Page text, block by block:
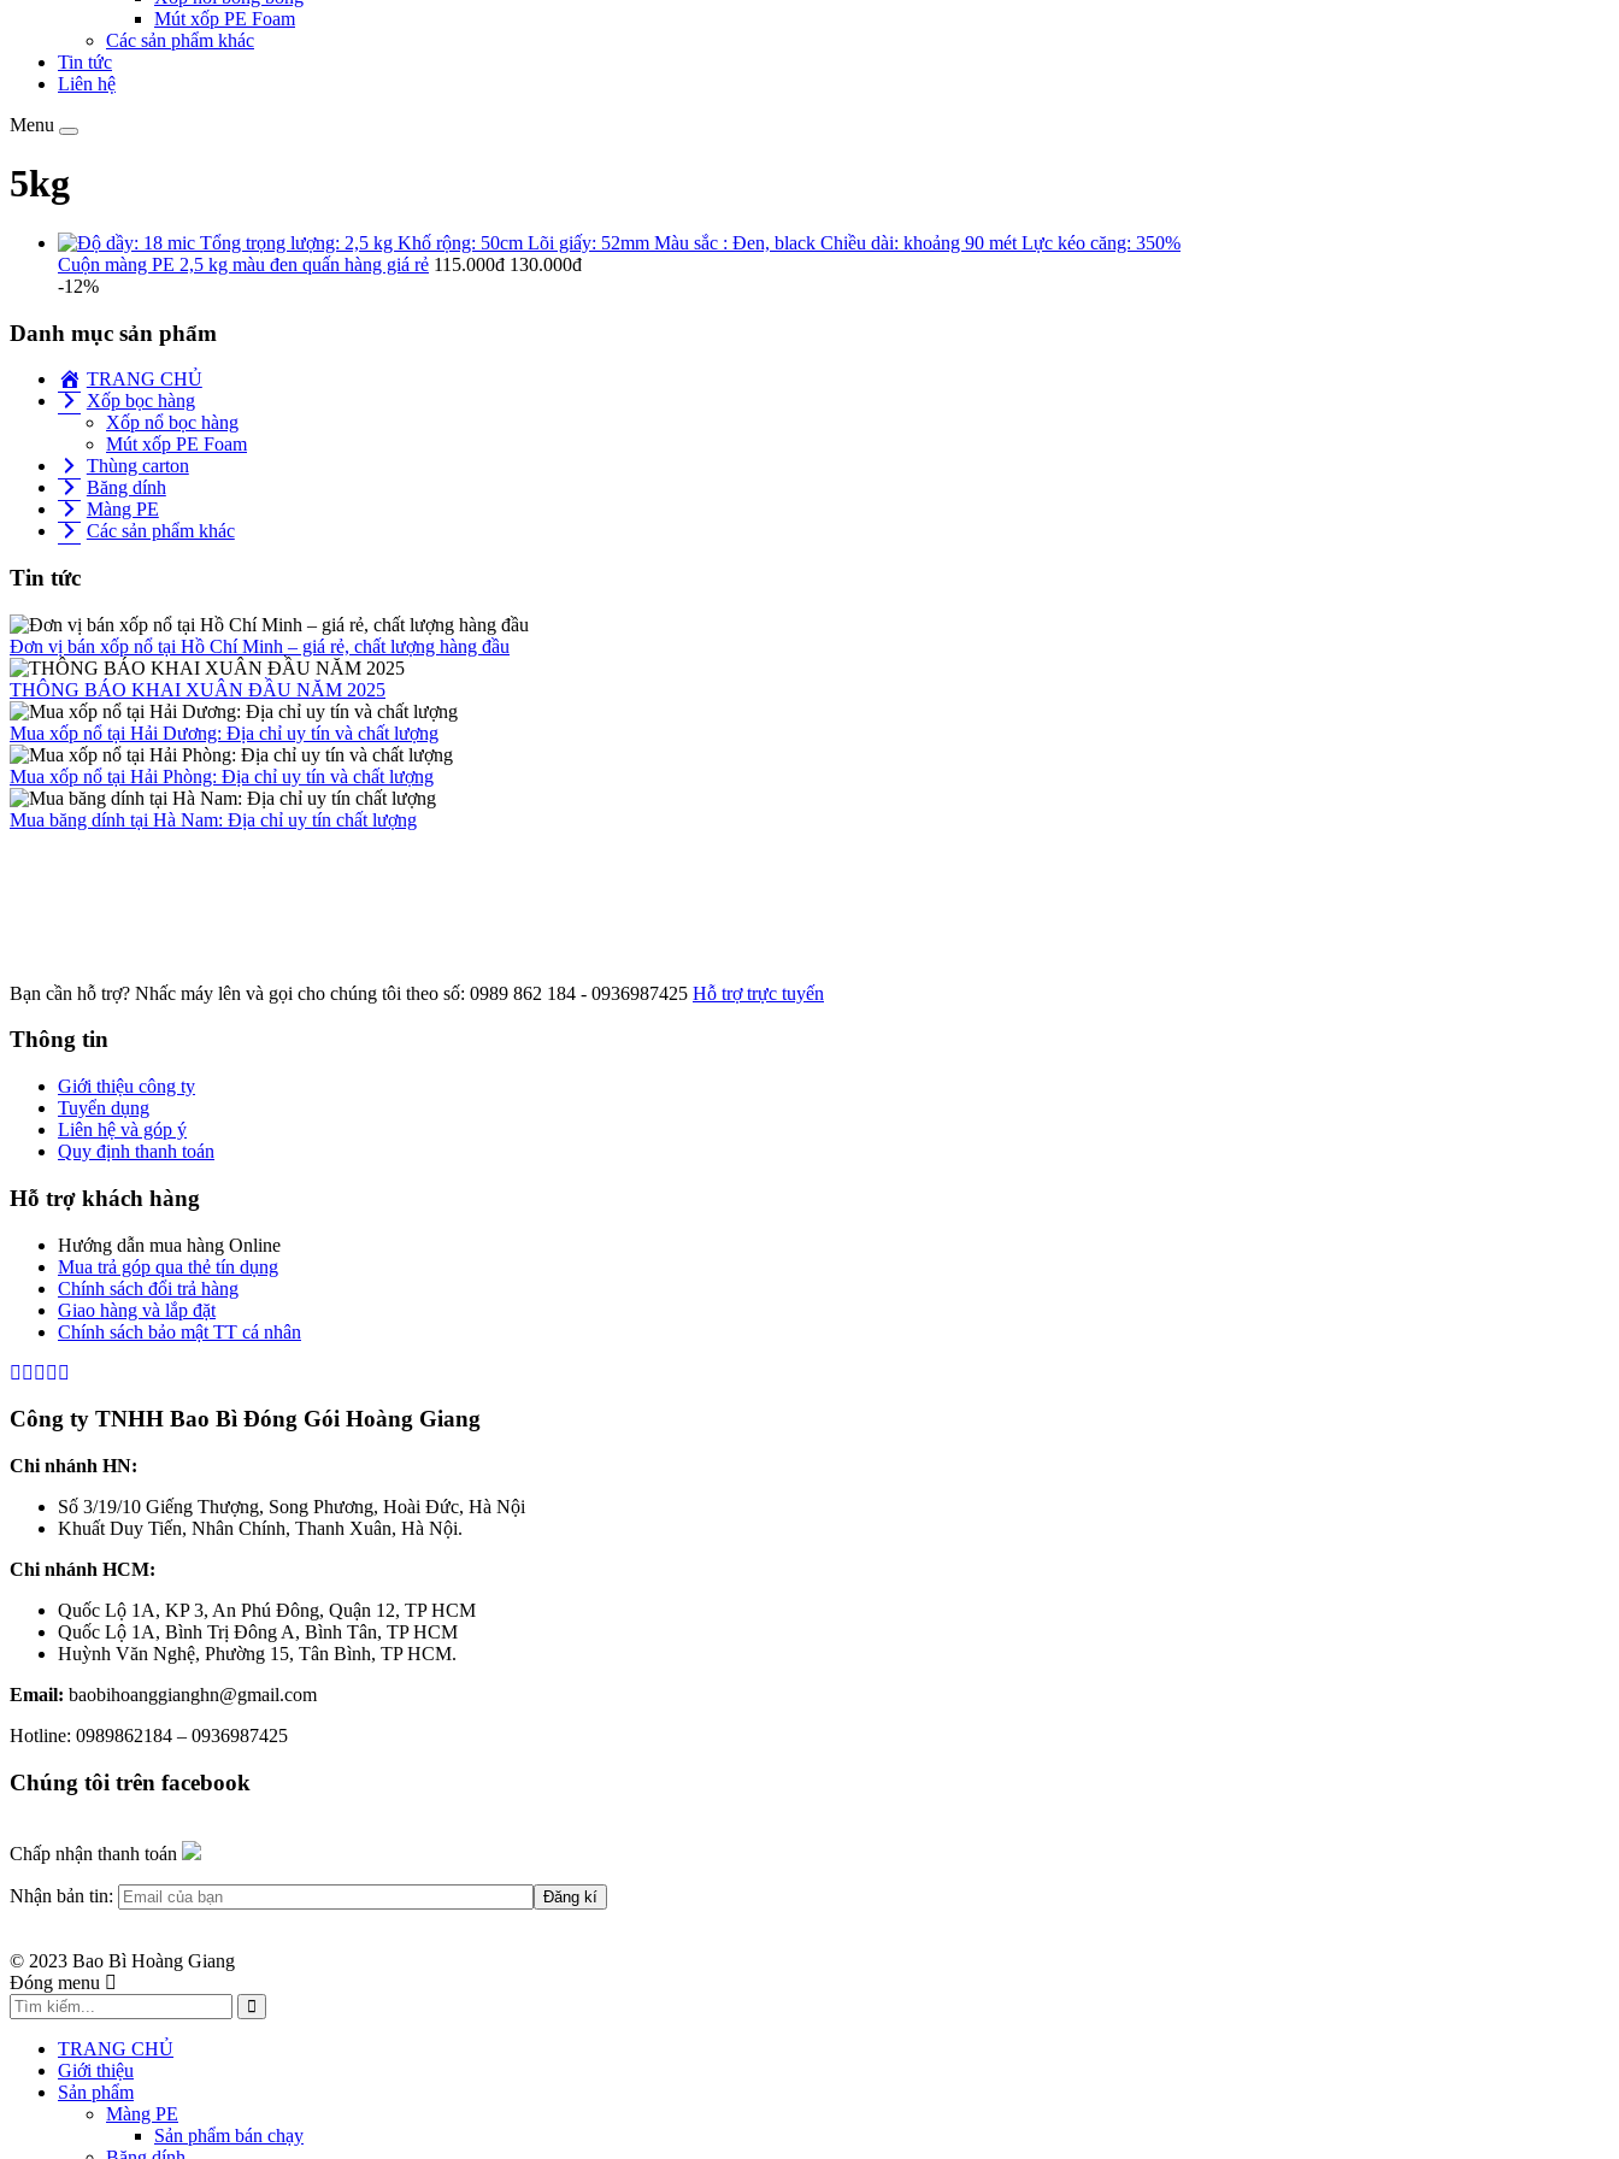
Mút xốp PE Foam
Các sản phẩm khác
Tin tức
Liên hệ
Menu
Toggle
5kg
Cuộn màng PE 2,5 kg màu đen quấn hàng giá rẻ 115.000đ 130.000đ
-12%
Danh mục sản phẩm
TRANG CHỦ
Xốp bọc hàng
Xốp nổ bọc hàng
Mút xốp PE Foam
Thùng carton
Băng dính
Màng PE
Các sản phẩm khác
Tin tức
Đơn vị bán xốp nổ tại Hồ Chí Minh – giá rẻ, chất lượng hàng đầu
THÔNG BÁO KHAI XUÂN ĐẦU NĂM 2025
Mua xốp nổ tại Hải Dương: Địa chỉ uy tín và chất lượng
Mua xốp nổ tại Hải Phòng: Địa chỉ uy tín và chất lượng
Mua băng dính tại Hà Nam: Địa chỉ uy tín chất lượng
Bạn cần hỗ trợ? Nhấc máy lên và gọi cho chúng tôi theo số: 0989 862 184 - 0936987425 Hỗ trợ trực tuyến
Thông tin
Giới thiệu công ty
Tuyển dụng
Liên hệ và góp ý
Quy định thanh toán
Hỗ trợ khách hàng
Hướng dẫn mua hàng Online
Mua trả góp qua thẻ tín dụng
Chính sách đổi trả hàng
Giao hàng và lắp đặt
Chính sách bảo mật TT cá nhân
Công ty TNHH Bao Bì Đóng Gói Hoàng Giang
Chi nhánh HN:
Số 3/19/10 Giếng Thượng, Song Phương, Hoài Đức, Hà Nội
Khuất Duy Tiến, Nhân Chính, Thanh Xuân, Hà Nội.
Chi nhánh HCM:
Quốc Lộ 1A, KP 3, An Phú Đông, Quận 12, TP HCM
Quốc Lộ 1A, Bình Trị Đông A, Bình Tân, TP HCM
Huỳnh Văn Nghệ, Phường 15, Tân Bình, TP HCM.
Email: baobihoanggianghn@gmail.com
Hotline: 0989862184 – 0936987425
Chúng tôi trên facebook
Chấp nhận thanh toán
Nhận bản tin:
© 2023 Bao Bì Hoàng Giang
Đóng menu
Tìm
kiếm
cho:
TRANG CHỦ
Giới thiệu
Sản phẩm
Màng PE
Sản phẩm bán chạy